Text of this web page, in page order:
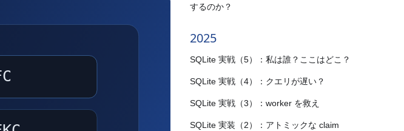
するのか？
2025
SQLite 実戦（5）：私は誰？ここはどこ？
SQLite 実戦（4）：クエリが遅い？
SQLite 実戦（3）：worker を救え
SQLite 実装（2）：アトミックな claim